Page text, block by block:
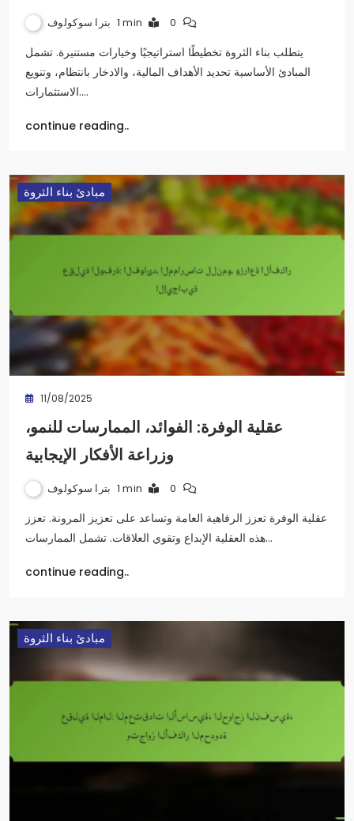
بترا سوكولوف 1 min 0
يتطلب بناء الثروة تخطيطًا استراتيجيًا وخيارات مستنيرة. تشمل
المبادئ الأساسية تحديد الأهداف المالية، والادخار بانتظام، وتنويع
الاستثمارات.…
continue reading..
مبادئ بناء الثروة
11/08/2025
عقلية الوفرة: الفوائد، الممارسات للنمو،
وزراعة الأفكار الإيجابية
بترا سوكولوف 1 min 0
عقلية الوفرة تعزز الرفاهية العامة وتساعد على تعزيز المرونة. تعزز
هذه العقلية الإبداع وتقوي العلاقات. تشمل الممارسات…
continue reading..
مبادئ بناء الثروة